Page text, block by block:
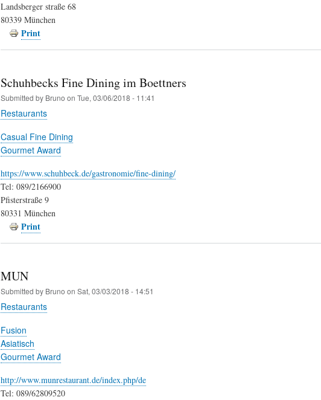
Landsberger straße 68
80339 München
Print
Schuhbecks Fine Dining im Boettners
Submitted by Bruno on Tue, 03/06/2018 - 11:41
Restaurants
Casual Fine Dining
Gourmet Award
https://www.schuhbeck.de/gastronomie/fine-dining/
Tel: 089/2166900
Pfisterstraße 9
80331 München
Print
MUN
Submitted by Bruno on Sat, 03/03/2018 - 14:51
Restaurants
Fusion
Asiatisch
Gourmet Award
http://www.munrestaurant.de/index.php/de
Tel: 089/62809520